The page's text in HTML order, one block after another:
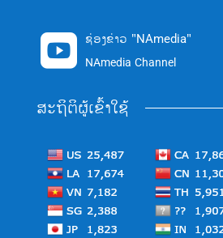
 ຊ່ອງຂ່າວ "NAmedia"
NAmedia Channel
ສະຖິຕິຜູ້ເຂົ້າໃຊ້